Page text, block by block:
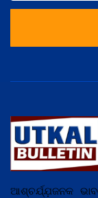
ଆଶ୍ଚର୍ଯ୍ଯ଼ଜନକ